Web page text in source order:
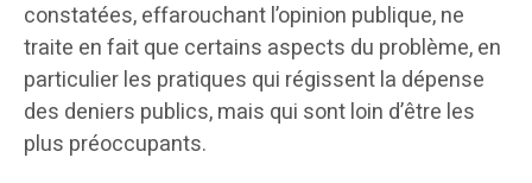
constatées, effarouchant l’opinion publique, ne
traite en fait que certains aspects du problème, en
particulier les pratiques qui régissent la dépense
des deniers publics, mais qui sont loin d’être les
plus préoccupants.